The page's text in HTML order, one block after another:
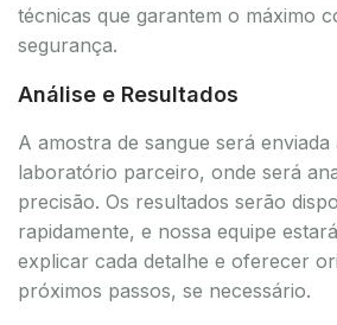
técnicas que garantem o máximo
segurança.
Análise e Resultados
A amostra de sangue será enviada
laboratório parceiro, onde será
precisão. Os resultados serão
rapidamente, e nossa equipe
explicar cada detalhe e oferecer
próximos passos, se necessário.